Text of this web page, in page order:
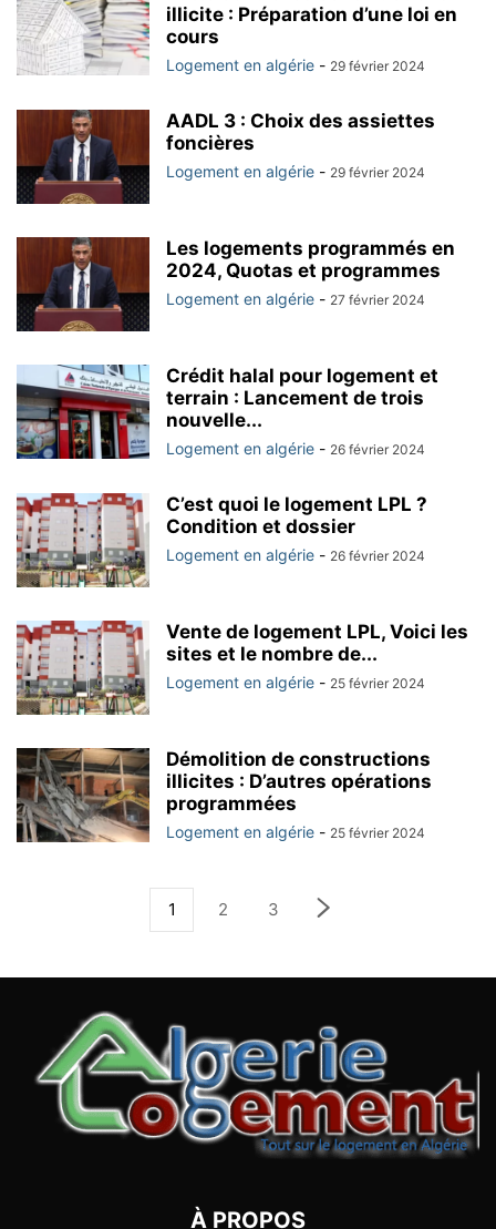
illicite : Préparation d’une loi en
cours
Logement en algérie - 29 février 2024
AADL 3 : Choix des assiettes
foncières
Logement en algérie - 29 février 2024
Les logements programmés en
2024, Quotas et programmes
Logement en algérie - 27 février 2024
Crédit halal pour logement et
terrain : Lancement de trois
nouvelle...
Logement en algérie - 26 février 2024
C’est quoi le logement LPL ?
Condition et dossier
Logement en algérie - 26 février 2024
Vente de logement LPL, Voici les
sites et le nombre de...
Logement en algérie - 25 février 2024
Démolition de constructions
illicites : D’autres opérations
programmées
Logement en algérie - 25 février 2024
1 2 3
À PROPOS